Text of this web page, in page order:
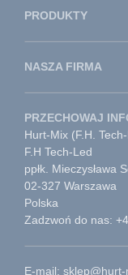
PRODUKTY
NASZA FIRMA
PRZECHOWAJ
Hurt-Mix (F.H.
F.H Tech-Led
ppłk. Mieczysława
02-327 Warszawa
Polska
Zadzwoń do nas:
E-mail: